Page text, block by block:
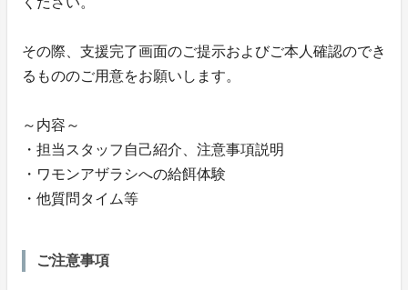
その際、支援完了画面のご提示およびご本人確認のでき
るもののご用意をお願いします。
～内容～
・担当スタッフ自己紹介、注意事項説明
・ワモンアザラシへの給餌体験
・他質問タイム等
ご注意事項